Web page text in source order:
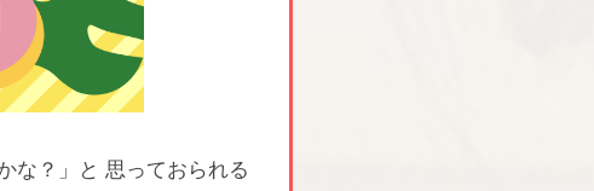
な？」と 思っておられる